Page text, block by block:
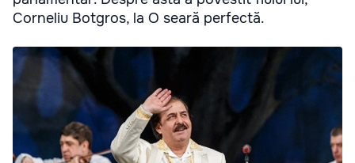
Corneliu Botgros, la O seară perfectă.